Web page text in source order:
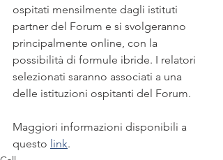
ospitati mensilmente dagli istituti
partner del Forum e si svolgeranno
principalmente online, con la
possibilità di formule ibride. I relatori
selezionati saranno associati a una
delle istituzioni ospitanti del Forum.
Maggiori informazioni disponibili a
questo link.